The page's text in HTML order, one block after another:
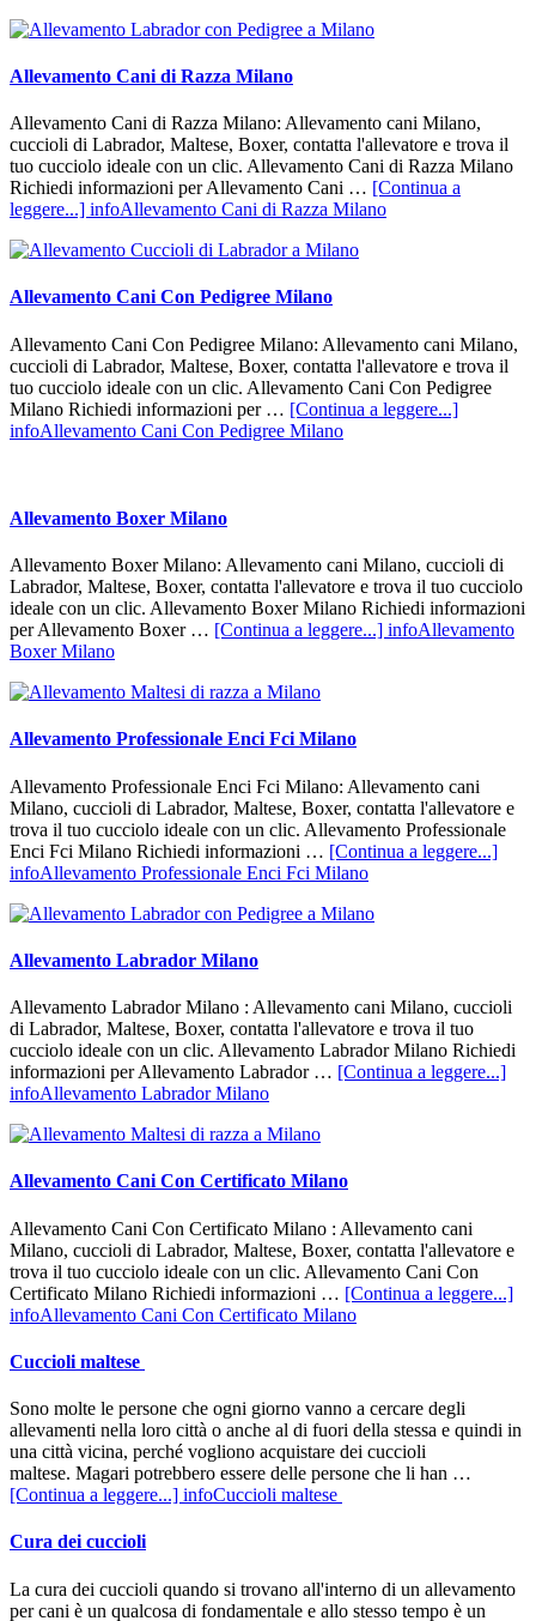
Allevamento Cani di Razza Milano
Allevamento Cani di Razza Milano: Allevamento cani Milano,
cuccioli di Labrador, Maltese, Boxer, contatta l'allevatore e trova il
tuo cucciolo ideale con un clic. Allevamento Cani di Razza Milano
Richiedi informazioni per Allevamento Cani … [Continua a
leggere...] infoAllevamento Cani di Razza Milano
Allevamento Cani Con Pedigree Milano
Allevamento Cani Con Pedigree Milano: Allevamento cani Milano,
cuccioli di Labrador, Maltese, Boxer, contatta l'allevatore e trova il
tuo cucciolo ideale con un clic. Allevamento Cani Con Pedigree
Milano Richiedi informazioni per … [Continua a leggere...]
infoAllevamento Cani Con Pedigree Milano
Allevamento Boxer Milano
Allevamento Boxer Milano: Allevamento cani Milano, cuccioli di
Labrador, Maltese, Boxer, contatta l'allevatore e trova il tuo cucciolo
ideale con un clic. Allevamento Boxer Milano Richiedi informazioni
per Allevamento Boxer … [Continua a leggere...] infoAllevamento
Boxer Milano
Allevamento Professionale Enci Fci Milano
Allevamento Professionale Enci Fci Milano: Allevamento cani
Milano, cuccioli di Labrador, Maltese, Boxer, contatta l'allevatore e
trova il tuo cucciolo ideale con un clic. Allevamento Professionale
Enci Fci Milano Richiedi informazioni … [Continua a leggere...]
infoAllevamento Professionale Enci Fci Milano
Allevamento Labrador Milano
Allevamento Labrador Milano : Allevamento cani Milano, cuccioli
di Labrador, Maltese, Boxer, contatta l'allevatore e trova il tuo
cucciolo ideale con un clic. Allevamento Labrador Milano Richiedi
informazioni per Allevamento Labrador … [Continua a leggere...]
infoAllevamento Labrador Milano
Allevamento Cani Con Certificato Milano
Allevamento Cani Con Certificato Milano : Allevamento cani
Milano, cuccioli di Labrador, Maltese, Boxer, contatta l'allevatore e
trova il tuo cucciolo ideale con un clic. Allevamento Cani Con
Certificato Milano Richiedi informazioni … [Continua a leggere...]
infoAllevamento Cani Con Certificato Milano
Cuccioli maltese
Sono molte le persone che ogni giorno vanno a cercare degli
allevamenti nella loro città o anche al di fuori della stessa e quindi in
una città vicina, perché vogliono acquistare dei cuccioli
maltese. Magari potrebbero essere delle persone che li han …
[Continua a leggere...] infoCuccioli maltese
Cura dei cuccioli
La cura dei cuccioli quando si trovano all'interno di un allevamento
per cani è un qualcosa di fondamentale e allo stesso tempo è un